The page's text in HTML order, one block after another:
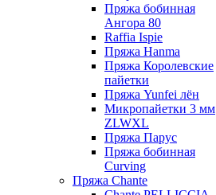
Пряжа бобинная
Ангора 80
Raffia Ispie
Пряжа Hanma
Пряжа Королевские
пайетки
Пряжа Yunfei лён
Микропайетки 3 мм
ZLWXL
Пряжа Парус
Пряжа бобинная
Curving
Пряжа Chante